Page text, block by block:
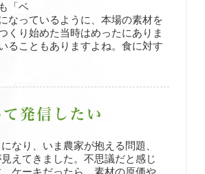
「ベ
なっているように、本場の素材を
くり始めた当時はめったにありま
ることもありますよね。食に対す
なり、いま農家が抱える問題、
えてきました。不思議だと感じ
ケーキだったら、素材の原価や